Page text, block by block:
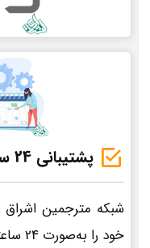
پشتیبانی 24 ساعته
شبکه مترجمین
خود